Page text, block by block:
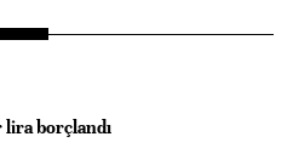
lira borçlandı